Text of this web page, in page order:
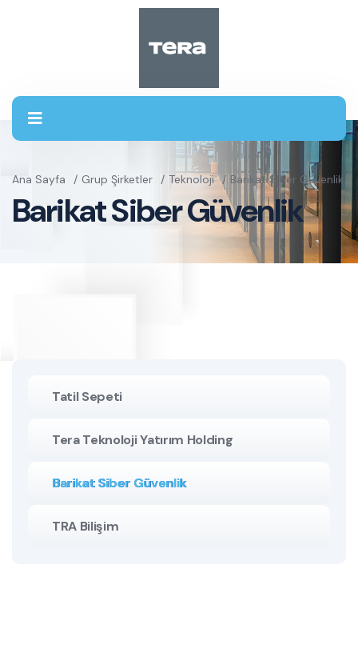
Ana Sayfa Grup Şirketler Teknoloji Barikat Siber Güvenlik
Barikat Siber Güvenlik
Tatil Sepeti
Tera Teknoloji Yatırım Holding
Barikat Siber Güvenlik
TRA Bilişim